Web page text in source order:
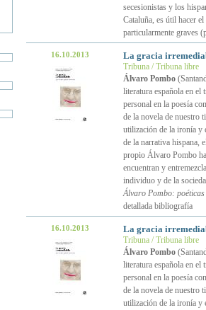
secesionistas y los
Cataluña, es útil hacer
particularmente graves
16.10.2013 La gracia
Tribuna / Tribuna libre
Álvaro Pombo
literatura española en
personal en la poesía
de la novela de nuestro
utilización de la ironía y
de la narrativa hispana,
propio Álvaro Pombo
encuentran y
individuo y de la
Álvaro Pombo: poéticas
detallada bibliografía
16.10.2013 La gracia
Tribuna / Tribuna libre
Álvaro Pombo
literatura española en
personal en la poesía
de la novela de nuestro
utilización de la ironía y